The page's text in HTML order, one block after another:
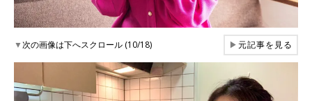
▼次の画像は下へスクロール (10/18) ▶元記事を見る